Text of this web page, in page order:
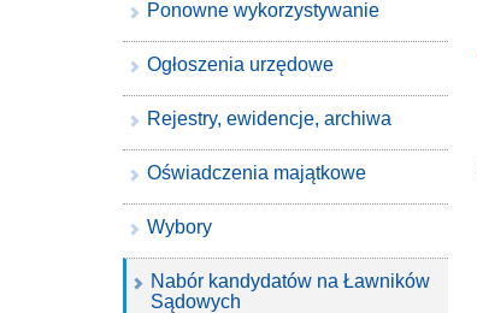
Ponowne wykorzystywanie
Ogłoszenia urzędowe
Rejestry, ewidencje, archiwa
Oświadczenia majątkowe
Wybory
Nabór kandydatów na Ławników
Sądowych